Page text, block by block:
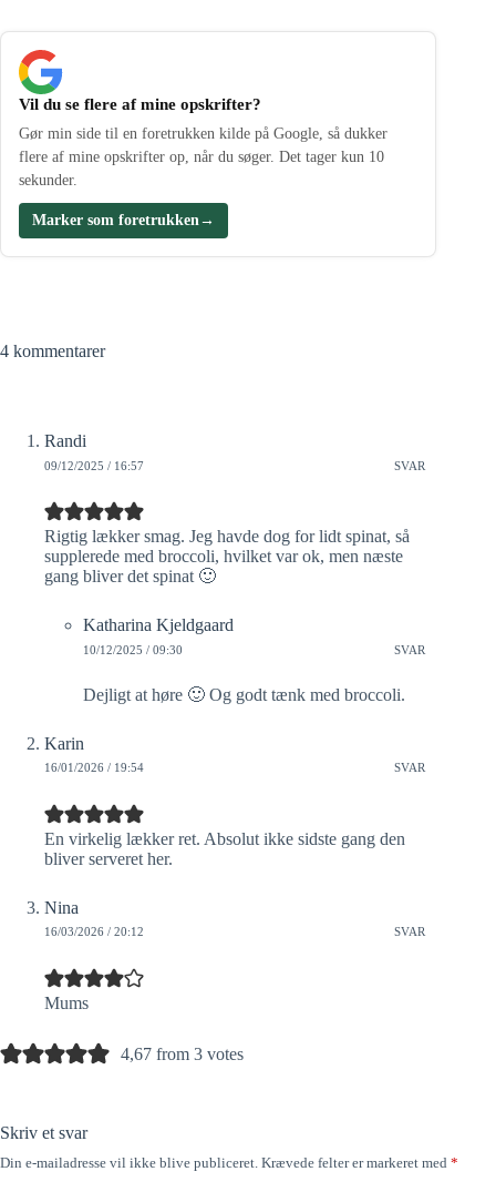
Vil du se flere af mine opskrifter?
Gør min side til en foretrukken kilde på Google, så dukker
flere af mine opskrifter op, når du søger. Det tager kun 10
sekunder.
Marker som foretrukken→
4 kommentarer
Randi
09/12/2025 / 16:57 SVAR
Rigtig lækker smag. Jeg havde dog for lidt spinat, så
supplerede med broccoli, hvilket var ok, men næste
gang bliver det spinat 🙂
Katharina Kjeldgaard
10/12/2025 / 09:30 SVAR
Dejligt at høre 🙂 Og godt tænk med broccoli.
Karin
16/01/2026 / 19:54 SVAR
En virkelig lækker ret. Absolut ikke sidste gang den
bliver serveret her.
Nina
16/03/2026 / 20:12 SVAR
Mums
4,67 from 3 votes
Skriv et svar
Din e-mailadresse vil ikke blive publiceret. Krævede felter er markeret med *